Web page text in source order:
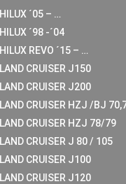
HILUX ´05 – …
HILUX ´98 -´04
HILUX REVO ´15 – …
LAND CRUISER J150
LAND CRUISER J200
LAND CRUISER HZJ /BJ
LAND CRUISER HZJ 78/79
LAND CRUISER J 80 / 105
LAND CRUISER J100
LAND CRUISER J120